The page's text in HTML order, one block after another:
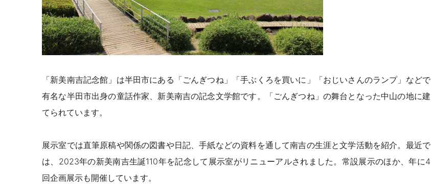
「新美南吉記念館」は半田市にある「ごんぎつね」「手ぶくろを買いに」「おじいさんのランプ」などで
有名な半田市出身の童話作家、新美南吉の記念文学館です。「ごんぎつね」の舞台となった中山の地に建
てられています。
展示室では直筆原稿や関係の図書や日記、手紙などの資料を通して南吉の生涯と文学活動を紹介。最近で
は、2023年の新美南吉生誕110年を記念して展示室がリニューアルされました。常設展示のほか、年に4
回企画展示も開催しています。